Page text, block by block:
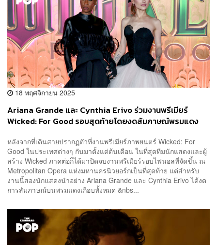
18 พฤศจิกายน 2025
Ariana Grande และ Cynthia Erivo ร่วมงานพรีเมียร์
Wicked: For Good รอบสุดท้ายโดยงดสัมภาษณ์พรมแดง
หลังจากที่เดินสายปรากฏตัวที่งานพรีเมียร์ภาพยนตร์ Wicked: For
Good ในประเทศต่างๆ กันมาตั้งแต่ต้นเดือน ในที่สุดทีมนักแสดงและผู้
สร้าง Wicked ภาคต่อก็ได้มาปิดจบงานพรีเมียร์รอบไฟนอลที่จัดขึ้น ณ
Metropolitan Opera แห่งมหานครนิวยอร์กเป็นที่สุดท้าย แต่สำหรับ
งานนี้สองนักแสดงนำอย่าง Ariana Grande และ Cynthia Erivo ได้งด
การสัมภาษณ์บนพรมแดงเกือบทั้งหมด &nbs...